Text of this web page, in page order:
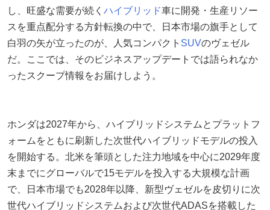
し、旺盛な需要が続く ハイブリッド車に開発・生産リソー
スを重点配分する方針転換の中で、日本市場の旗手として
白羽の矢が立ったのが、人気コンパクト SUVのヴェゼル
だ。ここでは、そのビジネスアップデートでは語られなか
ったスクープ情報をお届けしよう。
ホンダは2027年から、ハイブリッドシステムとプラットフ
ォームをともに刷新した次世代ハイブリッドモデルの投入
を開始する。北米を筆頭とした注力地域を中心に2029年度
末までにグローバルで15モデルを投入する大規模な計画
で、日本市場でも2028年以降、新型ヴェゼルを皮切りに次
世代ハイブリッドシステムおよび次世代ADASを搭載した